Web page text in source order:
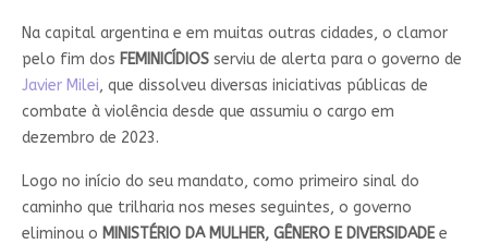
Na capital argentina e em muitas outras cidades, o clamor
pelo fim dos FEMINICÍDIOSserviu de alerta para o governo de
Javier Milei, que dissolveu diversas iniciativas públicas de
combate à violência desde que assumiu o cargo em
dezembro de 2023.
Logo no início do seu mandato, como primeiro sinal do
caminho que trilharia nos meses seguintes, o governo
eliminou o MINISTÉRIO DA MULHER, GÊNERO E DIVERSIDADEe